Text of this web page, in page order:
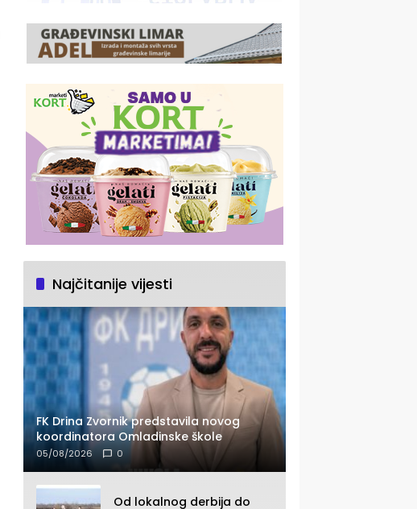
Najčitanije vijesti
FK Drina Zvornik predstavila novog
koordinatora Omladinske škole
05/08/2026 0
Od lokalnog derbija do